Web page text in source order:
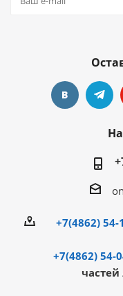
+7(4862) 54-
+7(4862) 54-